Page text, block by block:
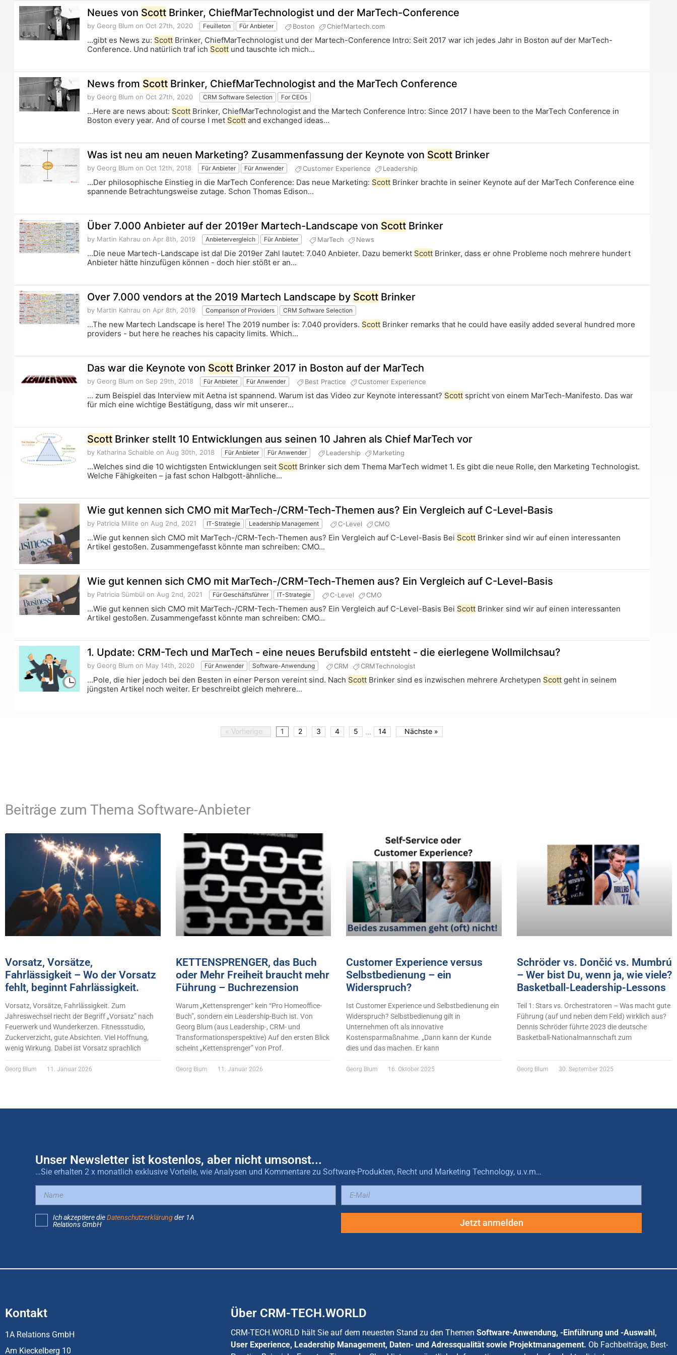
Neues von Scott Brinker, ChiefMarTechnologist und der MarTech-Conference
by Georg Blum on Oct 27th, 2020 Feuilleton Für Anbieter Boston ChiefMartech.com
...gibt es News zu: Scott Brinker, ChiefMarTechnologist und der Martech-Conference Intro: Seit 2017 war ich jedes Jahr in Boston auf der MarTech-
Conference. Und natürlich traf ich Scott und tauschte ich mich...
News from Scott Brinker, ChiefMarTechnologist and the MarTech Conference
by Georg Blum on Oct 27th, 2020 CRM Software Selection For CEOs
...Here are news about: Scott Brinker, ChiefMarTechnologist and the Martech Conference Intro: Since 2017 I have been to the MarTech Conference in
Boston every year. And of course I met Scott and exchanged ideas...
Was ist neu am neuen Marketing? Zusammenfassung der Keynote von Scott Brinker
by Georg Blum on Oct 12th, 2018 Für Anbieter Für Anwender Customer Experience Leadership
...Der philosophische Einstieg in die MarTech Conference: Das neue Marketing: Scott Brinker brachte in seiner Keynote auf der MarTech Conference eine
spannende Betrachtungsweise zutage. Schon Thomas Edison...
Über 7.000 Anbieter auf der 2019er Martech-Landscape von Scott Brinker
by Martin Kahrau on Apr 8th, 2019 Anbietervergleich Für Anbieter MarTech News
...Die neue Martech-Landscape ist da! Die 2019er Zahl lautet: 7.040 Anbieter. Dazu bemerkt Scott Brinker, dass er ohne Probleme noch mehrere hundert
Anbieter hätte hinzufügen können - doch hier stößt er an...
Over 7.000 vendors at the 2019 Martech Landscape by Scott Brinker
by Martin Kahrau on Apr 8th, 2019 Comparison of Providers CRM Software Selection
...The new Martech Landscape is here! The 2019 number is: 7.040 providers. Scott Brinker remarks that he could have easily added several hundred more
providers - but here he reaches his capacity limits. Which...
Das war die Keynote von Scott Brinker 2017 in Boston auf der MarTech
by Georg Blum on Sep 29th, 2018 Für Anbieter Für Anwender Best Practice Customer Experience
... zum Beispiel das Interview mit Aetna ist spannend. Warum ist das Video zur Keynote interessant? Scott spricht von einem MarTech-Manifesto. Das war
für mich eine wichtige Bestätigung, dass wir mit unserer...
Scott Brinker stellt 10 Entwicklungen aus seinen 10 Jahren als Chief MarTech vor
by Katharina Schaible on Aug 30th, 2018 Für Anbieter Für Anwender Leadership Marketing
...Welches sind die 10 wichtigsten Entwicklungen seit Scott Brinker sich dem Thema MarTech widmet 1. Es gibt die neue Rolle, den Marketing Technologist.
Welche Fähigkeiten – ja fast schon Halbgott-ähnliche...
Wie gut kennen sich CMO mit MarTech-/CRM-Tech-Themen aus? Ein Vergleich auf C-Level-Basis
by Patricia Milite on Aug 2nd, 2021 IT-Strategie Leadership Management C-Level CMO
...Wie gut kennen sich CMO mit MarTech-/CRM-Tech-Themen aus? Ein Vergleich auf C-Level-Basis Bei Scott Brinker sind wir auf einen interessanten
Artikel gestoßen. Zusammengefasst könnte man schreiben: CMO...
Wie gut kennen sich CMO mit MarTech-/CRM-Tech-Themen aus? Ein Vergleich auf C-Level-Basis
by Patricia Sümbül on Aug 2nd, 2021 Für Geschäftsführer IT-Strategie C-Level CMO
...Wie gut kennen sich CMO mit MarTech-/CRM-Tech-Themen aus? Ein Vergleich auf C-Level-Basis Bei Scott Brinker sind wir auf einen interessanten
Artikel gestoßen. Zusammengefasst könnte man schreiben: CMO...
1. Update: CRM-Tech und MarTech - eine neues Berufsbild entsteht - die eierlegene Wollmilchsau?
by Georg Blum on May 14th, 2020 Für Anwender Software-Anwendung CRM CRMTechnologist
...Pole, die hier jedoch bei den Besten in einer Person vereint sind. Nach Scott Brinker sind es inzwischen mehrere Archetypen Scott geht in seinem
jüngsten Artikel noch weiter. Er beschreibt gleich mehrere...
« Vorherige 1 2 3 4 5 ... 14 Nächste »
Beiträge zum Thema Software-Anbieter
Vorsatz, Vorsätze,
Fahrlässigkeit – Wo der Vorsatz
fehlt, beginnt Fahrlässigkeit.
Vorsatz, Vorsätze, Fahrlässigkeit. Zum
Jahreswechsel riecht der Begriff „Vorsatz” nach
Feuerwerk und Wunderkerzen. Fitnessstudio,
Zuckerverzicht, gute Absichten. Viel Hoffnung,
wenig Wirkung. Dabei ist Vorsatz sprachlich
Georg Blum 11. Januar 2026
KETTENSPRENGER, das Buch
oder Mehr Freiheit braucht mehr
Führung – Buchrezension
Warum „Kettensprenger“ kein “Pro Homeoffice-
Buch”, sondern ein Leadership-Buch ist. Von
Georg Blum (aus Leadership-, CRM- und
Transformationsperspektive) Auf den ersten Blick
scheint „Kettensprenger” von Prof.
Georg Blum 11. Januar 2026
Customer Experience versus
Selbstbedienung – ein
Widerspruch?
Ist Customer Experience und Selbstbedienung ein
Widerspruch? Selbstbedienung gilt in
Unternehmen oft als innovative
Kostensparmaßnahme. „Dann kann der Kunde
dies und das machen. Er kann
Georg Blum 16. Oktober 2025
Schröder vs. Dončić vs. Mumbrú
– Wer bist Du, wenn ja, wie viele?
Basketball-Leadership-Lessons
Teil 1: Stars vs. Orchestratoren – Was macht gute
Führung (auf und neben dem Feld) wirklich aus?
Dennis Schröder führte 2023 die deutsche
Basketball-Nationalmannschaft zum
Georg Blum 30. September 2025
Unser Newsletter ist kostenlos, aber nicht umsonst...
…Sie erhalten 2 x monatlich exklusive Vorteile, wie Analysen und Kommentare zu Software-Produkten, Recht und Marketing Technology, u.v.m…
Ich akzeptiere dieDatenschutzerklärungder 1A
Relations GmbH
Jetzt anmelden
Kontakt
1A Relations GmbH
Am Kieckelberg 10
Über CRM-TECH.WORLD
CRM-TECH.WORLD hält Sie auf dem neuesten Stand zu den Themen Software-Anwendung, -Einführung und -Auswahl,
User Experience, Leadership Management, Daten- und Adressqualität sowie Projektmanagement. Ob Fachbeiträge, Best-